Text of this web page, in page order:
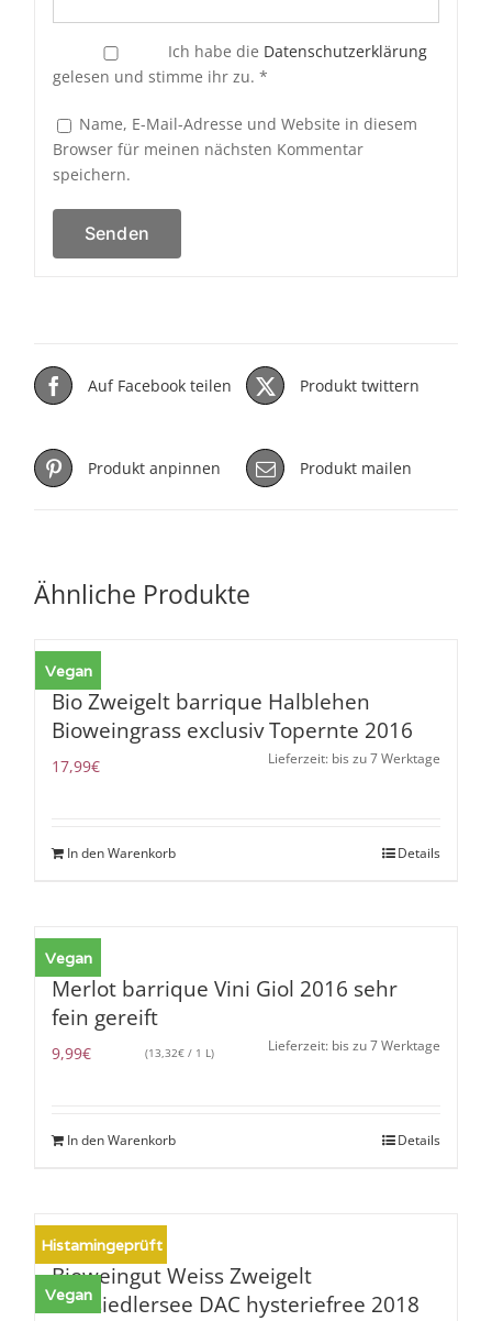
Ich habe die Datenschutzerklärung
gelesen und stimme ihr zu. *
Name, E-Mail-Adresse und Website in diesem
Browser für meinen nächsten Kommentar
speichern.
Auf Facebook teilen Produkt twittern
Produkt anpinnen Produkt mailen
Ähnliche Produkte
Vegan
Bio Zweigelt barrique Halblehen
Bioweingrass exclusiv Topernte 2016
17,99€ Lieferzeit: bis zu 7 Werktage
In den Warenkorb Details
Vegan
Merlot barrique Vini Giol 2016 sehr
fein gereift
9,99€ (13,32€ / 1 L) Lieferzeit: bis zu 7 Werktage
In den Warenkorb Details
Histamingeprüft
Vegan
Bioweingut Weiss Zweigelt
Neusiedlersee DAC hysteriefree 2018